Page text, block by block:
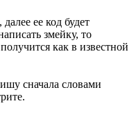
ее код будет
змейку, то
как в известной
сначала словами